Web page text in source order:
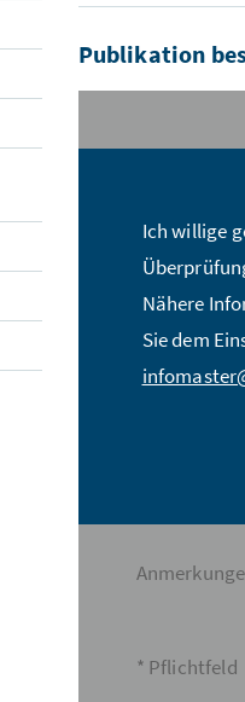
Publikation
Ich willige
Nähere
Sie dem
Name:*
E-Mail
Straße:*
* Pflichtfeld